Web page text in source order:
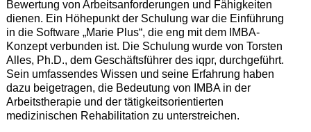
Bewertung von Arbeitsanforderungen und Fähigkeiten
dienen. Ein Höhepunkt der Schulung war die Einführung
in die Software „Marie Plus“, die eng mit dem IMBA-
Konzept verbunden ist. Die Schulung wurde von Torsten
Alles, Ph.D., dem Geschäftsführer des iqpr, durchgeführt.
Sein umfassendes Wissen und seine Erfahrung haben
dazu beigetragen, die Bedeutung von IMBA in der
Arbeitstherapie und der tätigkeitsorientierten
medizinischen Rehabilitation zu unterstreichen.